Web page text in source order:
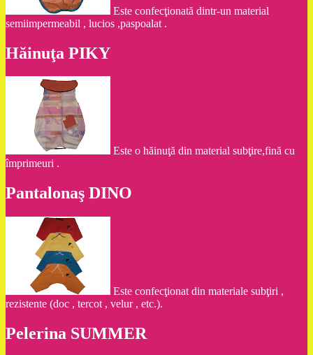
Este confecţionată dintr-un material
semiimpermeabil , lucios ,paspoalat .
Hăinuţa PIKY
Este o hăinuţă din material subţire,fină cu
împrimeuri .
Pantalonaş DINO
Este confecţionat din materiale subţiri ,
rezistente (doc , tercot , velur , etc.).
Pelerina SUMMER